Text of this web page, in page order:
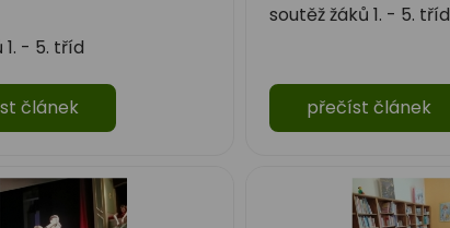
- 5. tříd
článek
soutěž žáků 1. - 5. tříd
přečíst článek